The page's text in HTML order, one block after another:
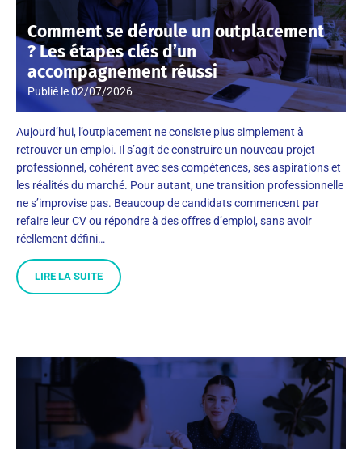
Comment se déroule un outplacement
? Les étapes clés d’un
accompagnement réussi
Publié le02/07/2026
Aujourd’hui, l’outplacement ne consiste plus simplement à
retrouver un emploi. Il s’agit de construire un nouveau projet
professionnel, cohérent avec ses compétences, ses aspirations et
les réalités du marché. Pour autant, une transition professionnelle
ne s’improvise pas. Beaucoup de candidats commencent par
refaire leur CV ou répondre à des offres d’emploi, sans avoir
réellement défini…
LIRE LA SUITE